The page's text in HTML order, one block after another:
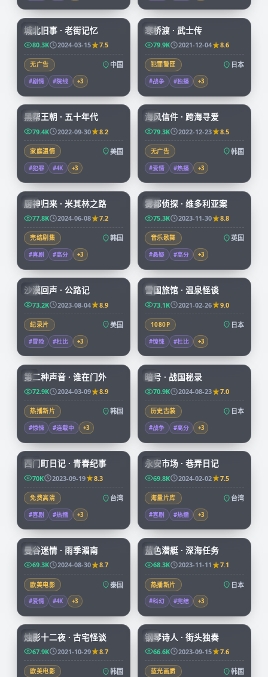
CN
99:17
城北旧事 · 老街记忆
80.3K 2024-03-15 7.5
无广告 中国
#剧情 #院线 +3
JP
99:29
寒桥渡 · 武士传
79.9K 2021-12-04 8.6
犯罪警匪 日本
#战争 #独播 +3
CN
黑帮王朝 · 五十年代
79.4K 2022-09-30 8.2
家庭温情 美国
#犯罪 #4K +3
KR
海风信件 · 跨海寻爱
79.3K 2022-12-23 8.5
无广告 韩国
#爱情 #热播 +3
KR
58:31
厨神归来 · 米其林之路
77.8K 2024-06-08 7.2
完结剧集 韩国
#喜剧 #高分 +3
CN
68:22
雾都侦探 · 维多利亚案
75.3K 2023-11-30 8.8
音乐歌舞 英国
#悬疑 #高分 +3
CN
沙漠回声 · 公路记
73.2K 2023-08-04 8.9
纪录片 美国
#冒险 #杜比 +3
JP
雪国旅馆 · 温泉怪谈
73.1K 2021-02-26 9.0
1080P 日本
#惊悚 #杜比 +3
KR
72:34
第二种声音 · 谁在门外
72.9K 2024-03-09 8.9
热播新片 韩国
#惊悚 #连载中 +3
JP
99:04
暗号 · 战国秘录
70.9K 2024-08-23 7.0
历史古装 日本
#战争 #高分 +3
TW
西门町日记 · 青春纪事
70K 2023-09-19 8.3
免费高清 台湾
#喜剧 #热播 +3
TW
永安市场 · 巷弄日记
69.8K 2024-02-02 7.5
海量片库 台湾
#喜剧 #热播 +3
CN
99:03
曼谷迷情 · 雨季湄南
69.3K 2024-08-30 8.7
欧美电影 泰国
#爱情 #4K +3
JP
45:53
蓝色潜艇 · 深海任务
68.3K 2023-11-11 7.1
热播新片 日本
#科幻 #完结 +3
KR
烛影十二夜 · 古宅怪谈
67.9K 2021-10-29 8.7
欧美电影 韩国
KR
钢琴诗人 · 街头独奏
66.6K 2023-09-15 7.6
蓝光画质 韩国